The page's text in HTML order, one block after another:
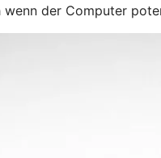
der Computer